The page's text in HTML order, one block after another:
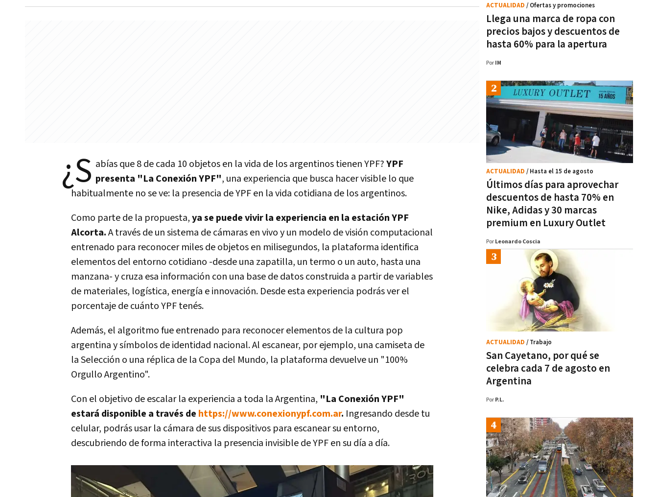
¿S abías que 8 de cada 10 objetos en la vida de los argentinos tienen YPF?YPF
presenta "La Conexión YPF", una experiencia que busca hacer visible lo que
habitualmente no se ve: la presencia de YPF en la vida cotidiana de los argentinos.
Como parte de la propuesta,ya se puede vivir la experiencia en la estación YPF
Alcorta.A través de un sistema de cámaras en vivo y un modelo de visión computacional
entrenado para reconocer miles de objetos en milisegundos, la plataforma identifica
elementos del entorno cotidiano -desde una zapatilla, un termo o un auto, hasta una
manzana- y cruza esa información con una base de datos construida a partir de variables
de materiales, logística, energía e innovación. Desde esta experiencia podrás ver el
porcentaje de cuánto YPF tenés.
Además, el algoritmo fue entrenado para reconocer elementos de la cultura pop
argentina y símbolos de identidad nacional. Al escanear, por ejemplo, una camiseta de
la Selección o una réplica de la Copa del Mundo, la plataforma devuelve un "100%
Orgullo Argentino".
Con el objetivo de escalar la experiencia a toda la Argentina, "La Conexión YPF"
estará disponible a través de https://www.conexionypf.com.ar. Ingresando desde tu
celular, podrás usar la cámara de sus dispositivos para escanear su entorno,
descubriendo de forma interactiva la presencia invisible de YPF en su día a día.
Llega una marca de ropa con
precios bajos y descuentos de
hasta 60% para la apertura
ACTUALIDAD / Ofertas y promociones
Por IM
Últimos días para aprovechar
descuentos de hasta 70% en
Nike, Adidas y 30 marcas
premium en Luxury Outlet
ACTUALIDAD / Hasta el 15 de agosto
Por Leonardo Coscia
San Cayetano, por qué se
celebra cada 7 de agosto en
Argentina
ACTUALIDAD / Trabajo
Por P.L.